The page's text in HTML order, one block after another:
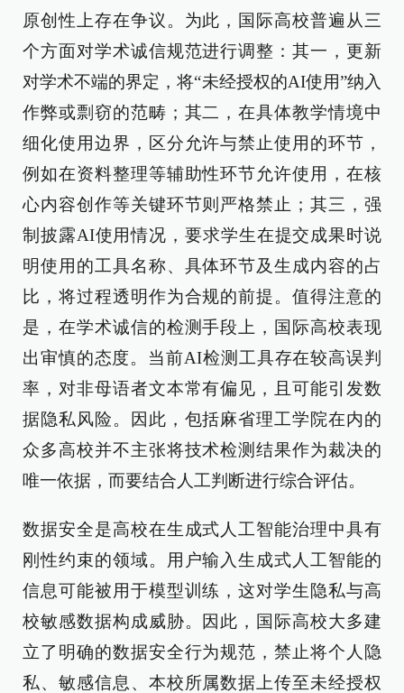
原创性上存在争议。为此，国际高校普遍从三
个方面对学术诚信规范进行调整：其一，更新
对学术不端的界定，将“未经授权的AI使用”纳入
作弊或剽窃的范畴；其二，在具体教学情境中
细化使用边界，区分允许与禁止使用的环节，
例如在资料整理等辅助性环节允许使用，在核
心内容创作等关键环节则严格禁止；其三，强
制披露AI使用情况，要求学生在提交成果时说
明使用的工具名称、具体环节及生成内容的占
比，将过程透明作为合规的前提。值得注意的
是，在学术诚信的检测手段上，国际高校表现
出审慎的态度。当前AI检测工具存在较高误判
率，对非母语者文本常有偏见，且可能引发数
据隐私风险。因此，包括麻省理工学院在内的
众多高校并不主张将技术检测结果作为裁决的
唯一依据，而要结合人工判断进行综合评估。
数据安全是高校在生成式人工智能治理中具有
刚性约束的领域。用户输入生成式人工智能的
信息可能被用于模型训练，这对学生隐私与高
校敏感数据构成威胁。因此，国际高校大多建
立了明确的数据安全行为规范，禁止将个人隐
私、敏感信息、本校所属数据上传至未经授权